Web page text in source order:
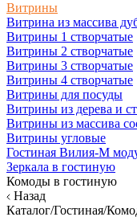
Витрины
Витрина из массива
Витрины 1 створчатые
Витрины 2 створчатые
Витрины 3 створчатые
Витрины 4 створчатые
Витрины для посуды
Витрины из дерева и
Витрины из массива
Витрины угловые
Гостиная Вилия-М
Зеркала в гостиную
Комоды в гостиную
Назад
Каталог/Гостиная/